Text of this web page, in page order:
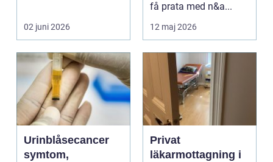
kropp,...
02 juni 2026
få prata med n&a...
12 maj 2026
Urinblåsecancer
symtom,
Privat
läkarmottagning i